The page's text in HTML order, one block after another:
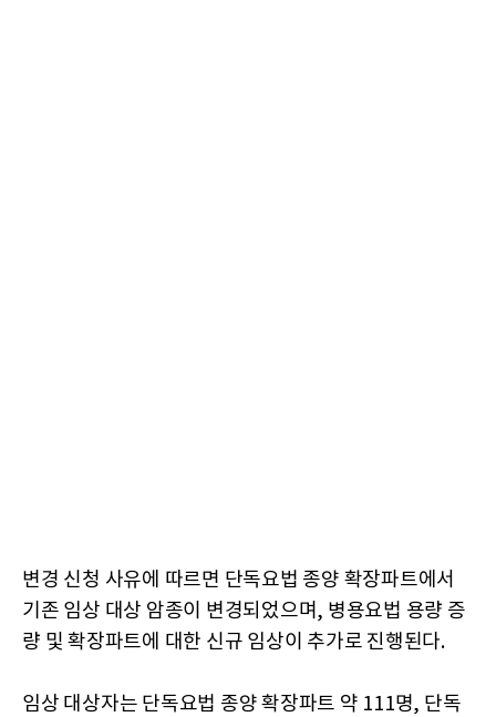
변경 신청 사유에 따르면 단독요법 종양 확장파트에서
기존 임상 대상 암종이 변경되었으며, 병용요법 용량 증
량 및 확장파트에 대한 신규 임상이 추가로 진행된다.
임상 대상자는 단독요법 종양 확장파트 약 111명, 단독